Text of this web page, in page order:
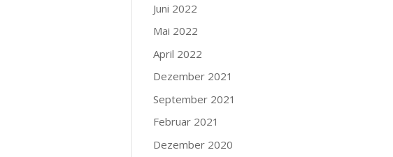
Juni 2022
Mai 2022
April 2022
Dezember 2021
September 2021
Februar 2021
Dezember 2020